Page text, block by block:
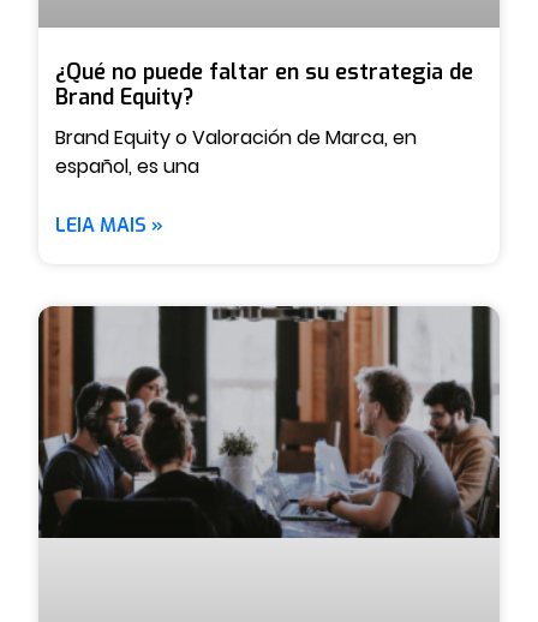
¿Qué no puede faltar en su estrategia de
Brand Equity?
Brand Equity o Valoración de Marca, en
español, es una
LEIA MAIS »